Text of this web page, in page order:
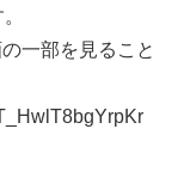
一部を見ること